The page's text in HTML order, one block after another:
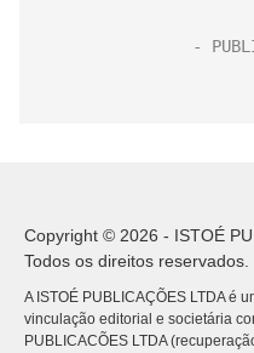
Copyright © 2026 - ISTOÉ
Todos os direitos reservados.
A ISTOÉ PUBLICAÇÕES LTDA é
vinculação editorial e societária
PUBLICACÕES LTDA